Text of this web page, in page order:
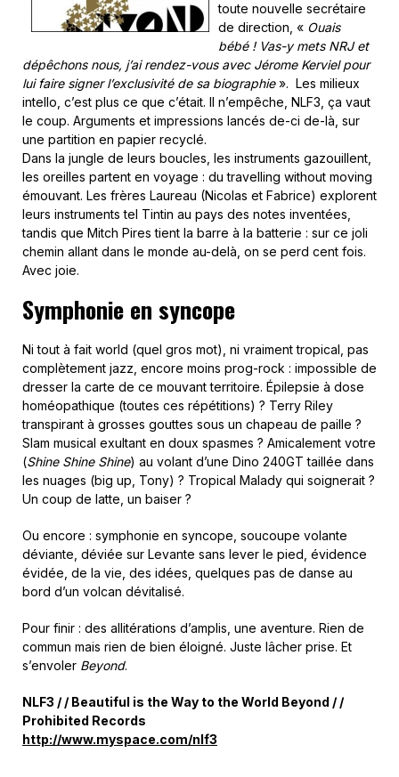
toute nouvelle secrétaire
de direction, « Ouais
bébé ! Vas-y mets NRJ et
dépêchons nous, j’ai rendez-vous avec Jérome Kerviel pour
lui faire signer l’exclusivité de sa biographie». Les milieux
intello, c’est plus ce que c’était. Il n’empêche, NLF3, ça vaut
le coup. Arguments et impressions lancés de-ci de-là, sur
une partition en papier recyclé.
Dans la jungle de leurs boucles, les instruments gazouillent,
les oreilles partent en voyage : du travelling without moving
émouvant. Les frères Laureau (Nicolas et Fabrice) explorent
leurs instruments tel Tintin au pays des notes inventées,
tandis que Mitch Pires tient la barre à la batterie : sur ce joli
chemin allant dans le monde au-delà, on se perd cent fois.
Avec joie.
Symphonie en syncope
Ni tout à fait world (quel gros mot), ni vraiment tropical, pas
complètement jazz, encore moins prog-rock : impossible de
dresser la carte de ce mouvant territoire. Épilepsie à dose
homéopathique (toutes ces répétitions) ? Terry Riley
transpirant à grosses gouttes sous un chapeau de paille ?
Slam musical exultant en doux spasmes ? Amicalement votre
(Shine Shine Shine) au volant d’une Dino 240GT taillée dans
les nuages (big up, Tony) ? Tropical Malady qui soignerait ?
Un coup de latte, un baiser ?
Ou encore : symphonie en syncope, soucoupe volante
déviante, déviée sur Levante sans lever le pied, évidence
évidée, de la vie, des idées, quelques pas de danse au
bord d’un volcan dévitalisé.
Pour finir : des allitérations d’amplis, une aventure. Rien de
commun mais rien de bien éloigné. Juste lâcher prise. Et
s’envoler Beyond.
NLF3 / / Beautiful is the Way to the World Beyond / /
Prohibited Records
http://www.myspace.com/nlf3